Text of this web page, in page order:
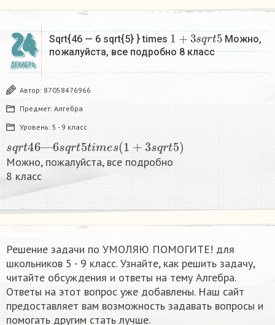
24
ДЕКАБРЬ
Sqrt{46 — 6 sqrt{5} } times
1+3sqrt5
Можно,
пожалуйста, все подробно 8 класс​
Автор: 87058476966
Предмет: Алгебра
Уровень: 5 - 9 класс
46 6 5 (1 sq )
Можно, пожалуйста, все подробно
8 класс​
Решение задачи по УМОЛЯЮ ПОМОГИТЕ! для
школьников 5 - 9 класс. Узнайте, как решить задачу,
читайте обсуждения и ответы на тему Алгебра.
Ответы на этот вопрос уже добавлены. Наш сайт
предоставляет вам возможность задавать вопросы и
помогать другим стать лучше.